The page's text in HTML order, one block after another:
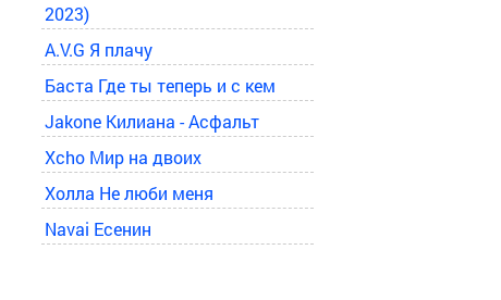
2023)
A.V.G Я плачу
Баста Где ты теперь и с кем
Jakone Килиана - Асфальт
Xcho Мир на двоих
Холла Не люби меня
Navai Есенин